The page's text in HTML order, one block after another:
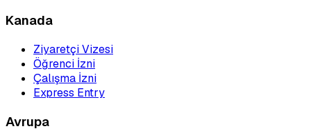
Kanada
Ziyaretçi Vizesi
Öğrenci İzni
Çalışma İzni
Express Entry
Avrupa